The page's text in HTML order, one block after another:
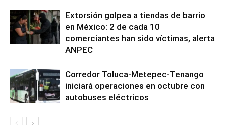
Extorsión golpea a tiendas de barrio
en México: 2 de cada 10
comerciantes han sido víctimas, alerta
ANPEC
Corredor Toluca-Metepec-Tenango
iniciará operaciones en octubre con
autobuses eléctricos